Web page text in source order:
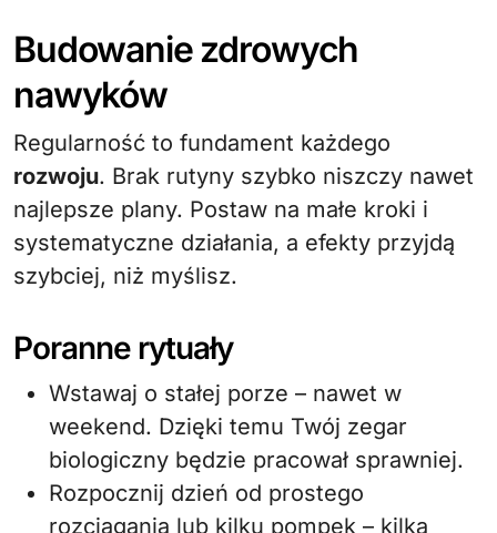
Budowanie zdrowych
nawyków
Regularność to fundament każdego
rozwoju. Brak rutyny szybko niszczy nawet
najlepsze plany. Postaw na małe kroki i
systematyczne działania, a efekty przyjdą
szybciej, niż myślisz.
Poranne rytuały
Wstawaj o stałej porze – nawet w
weekend. Dzięki temu Twój zegar
biologiczny będzie pracował sprawniej.
Rozpocznij dzień od prostego
rozciągania lub kilku pompek – kilka